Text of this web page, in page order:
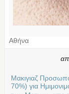
Αθήνα
Μακιγιαζ
70%) για